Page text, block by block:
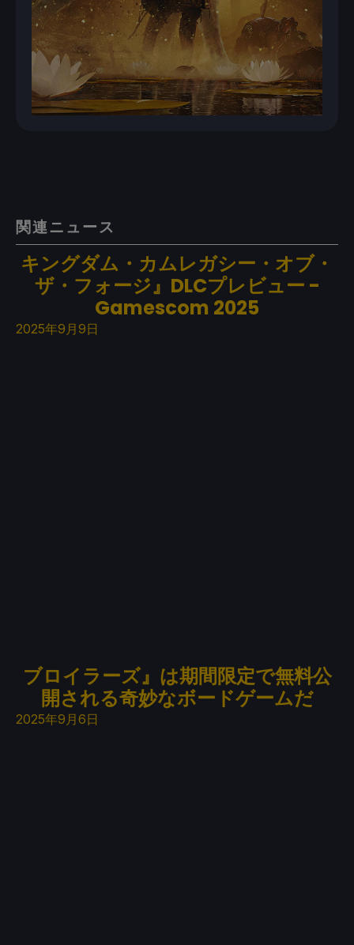
関連ニュース
キングダム・カムレガシー・オブ・
ザ・フォージ』DLCプレビュー -
Gamescom 2025
2025年9月9日
ブロイラーズ』は期間限定で無料公
開される奇妙なボードゲームだ
2025年9月6日